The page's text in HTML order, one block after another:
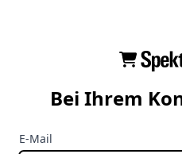
Bei Ihrem
E-Mail